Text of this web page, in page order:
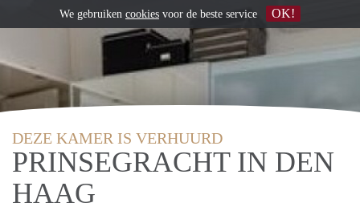
DEZE KAMER IS VERHUURD
PRINSEGRACHT IN DEN
HAAG
We gebruiken cookies voor de beste service OK!